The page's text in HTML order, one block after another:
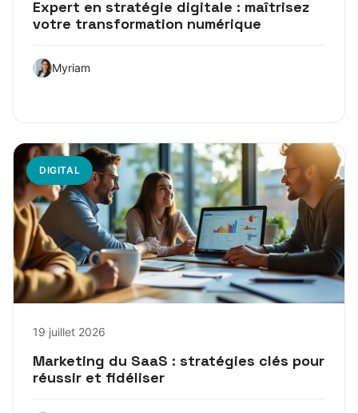
Expert en stratégie digitale : maîtrisez
votre transformation numérique
Myriam
DIGITAL
19 juillet 2026
Marketing du SaaS : stratégies clés pour
réussir et fidéliser